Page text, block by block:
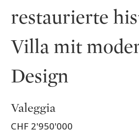
restaurierte
Villa mit
Design
Valeggia
CHF 2'950'000